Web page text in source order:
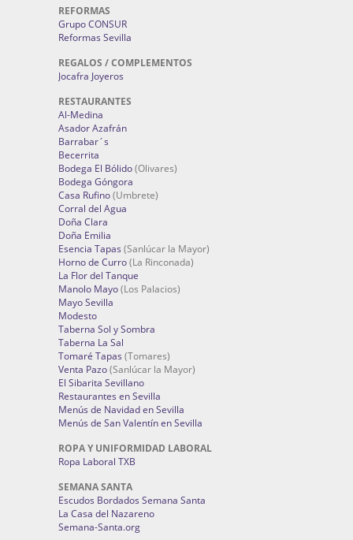
REFORMAS
Grupo CONSUR
Reformas Sevilla
REGALOS / COMPLEMENTOS
Jocafra Joyeros
RESTAURANTES
Al-Medina
Asador Azafrán
Barrabar´s
Becerrita
Bodega El Bólido(Olivares)
Bodega Góngora
Casa Rufino(Umbrete)
Corral del Agua
Doña Clara
Doña Emilia
Esencia Tapas (Sanlúcar la Mayor)
Horno de Curro(La Rinconada)
La Flor del Tanque
Manolo Mayo(Los Palacios)
Mayo Sevilla
Modesto
Taberna Sol y Sombra
Taberna La Sal
Tomaré Tapas (Tomares)
Venta Pazo(Sanlúcar la Mayor)
El Sibarita Sevillano
Restaurantes en Sevilla
Menús de Navidad en Sevilla
Menús de San Valentín en Sevilla
ROPA Y UNIFORMIDAD LABORAL
Ropa Laboral TXB
SEMANA SANTA
Escudos Bordados Semana Santa
La Casa del Nazareno
Semana-Santa.org